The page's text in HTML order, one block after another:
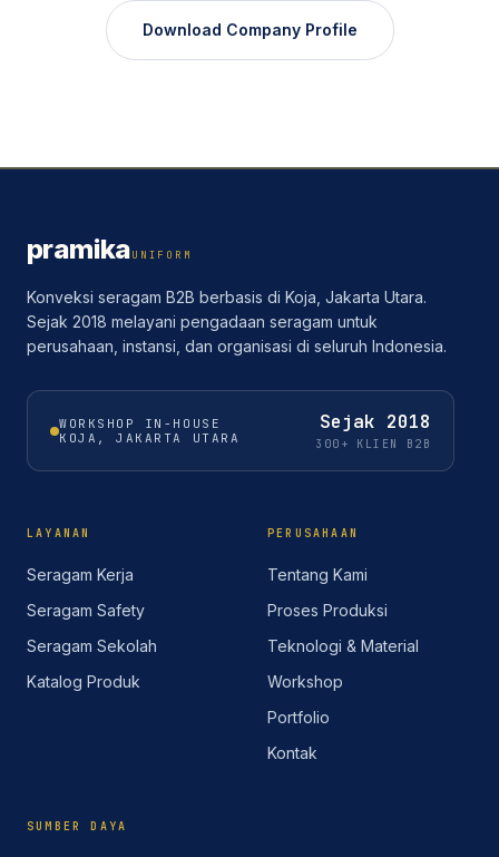
Download Company Profile
pramikaUNIFORM
Konveksi seragam B2B berbasis di Koja, Jakarta Utara.
Sejak 2018 melayani pengadaan seragam untuk
perusahaan, instansi, dan organisasi di seluruh Indonesia.
WORKSHOP IN-HOUSE
KOJA, JAKARTA UTARA
Sejak 2018
300+ KLIEN B2B
LAYANAN
Seragam Kerja
Seragam Safety
Seragam Sekolah
Katalog Produk
PERUSAHAAN
Tentang Kami
Proses Produksi
Teknologi & Material
Workshop
Portfolio
Kontak
SUMBER DAYA